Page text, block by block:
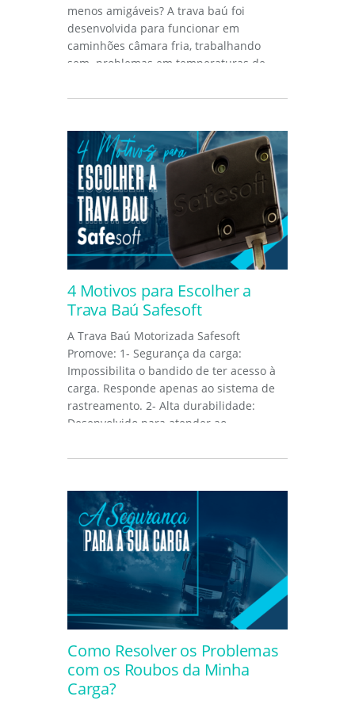
menos amigáveis? A trava baú foi
desenvolvida para funcionar em
caminhões câmara fria, trabalhando
sem problemas em temperaturas de
4 Motivos para Escolher a
Trava Baú Safesoft
A Trava Baú Motorizada Safesoft
Promove: 1- Segurança da carga:
Impossibilita o bandido de ter acesso à
carga. Responde apenas ao sistema de
rastreamento. 2- Alta durabilidade:
Desenvolvido para atender ao
Como Resolver os Problemas
com os Roubos da Minha
Carga?